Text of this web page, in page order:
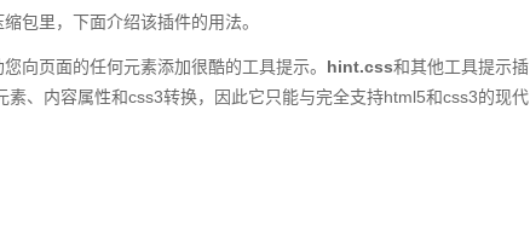
包里，下面介绍该插件的用法。
向页面的任何元素添加很酷的工具提示。 hint.css和其他工具提示插
素、内容属性和css3转换，因此它只能与完全支持html5和css3的现代